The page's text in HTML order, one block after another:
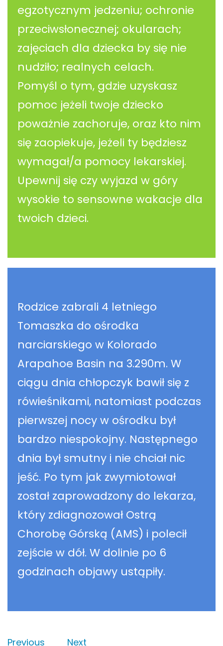
egzotycznym jedzeniu; ochronie
przeciwsłonecznej; okularach;
zajęciach dla dziecka by się nie
nudziło; realnych celach.
Pomyśl o tym, gdzie uzyskasz
pomoc jeżeli twoje dziecko
poważnie zachoruje, oraz kto nim
się zaopiekuje, jeżeli ty będziesz
wymagał/a pomocy lekarskiej.
Upewnij się czy wyjazd w góry
wysokie to sensowne wakacje dla
twoich dzieci.
Rodzice zabrali 4 letniego
Tomaszka do ośrodka
narciarskiego w Kolorado
Arapahoe Basin na 3.290m. W
ciągu dnia chłopczyk bawił się z
rówieśnikami, natomiast podczas
pierwszej nocy w ośrodku był
bardzo niespokojny. Następnego
dnia był smutny i nie chciał nic
jeść. Po tym jak zwymiotował
został zaprowadzony do lekarza,
który zdiagnozował Ostrą
Chorobę Górską (AMS) i polecił
zejście w dół. W dolinie po 6
godzinach objawy ustąpiły.
Previous Next